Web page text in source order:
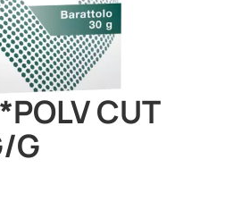
CUT
G